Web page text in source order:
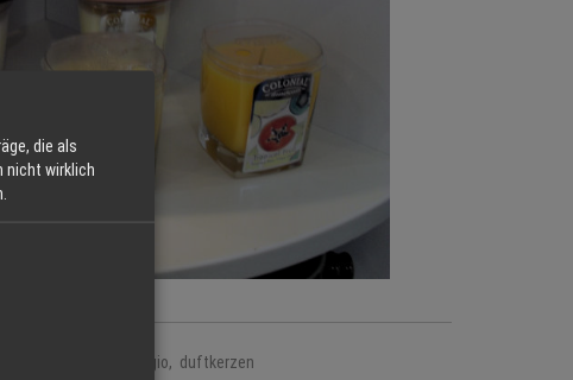
regio, duftkerzen
die als
nicht wirklich